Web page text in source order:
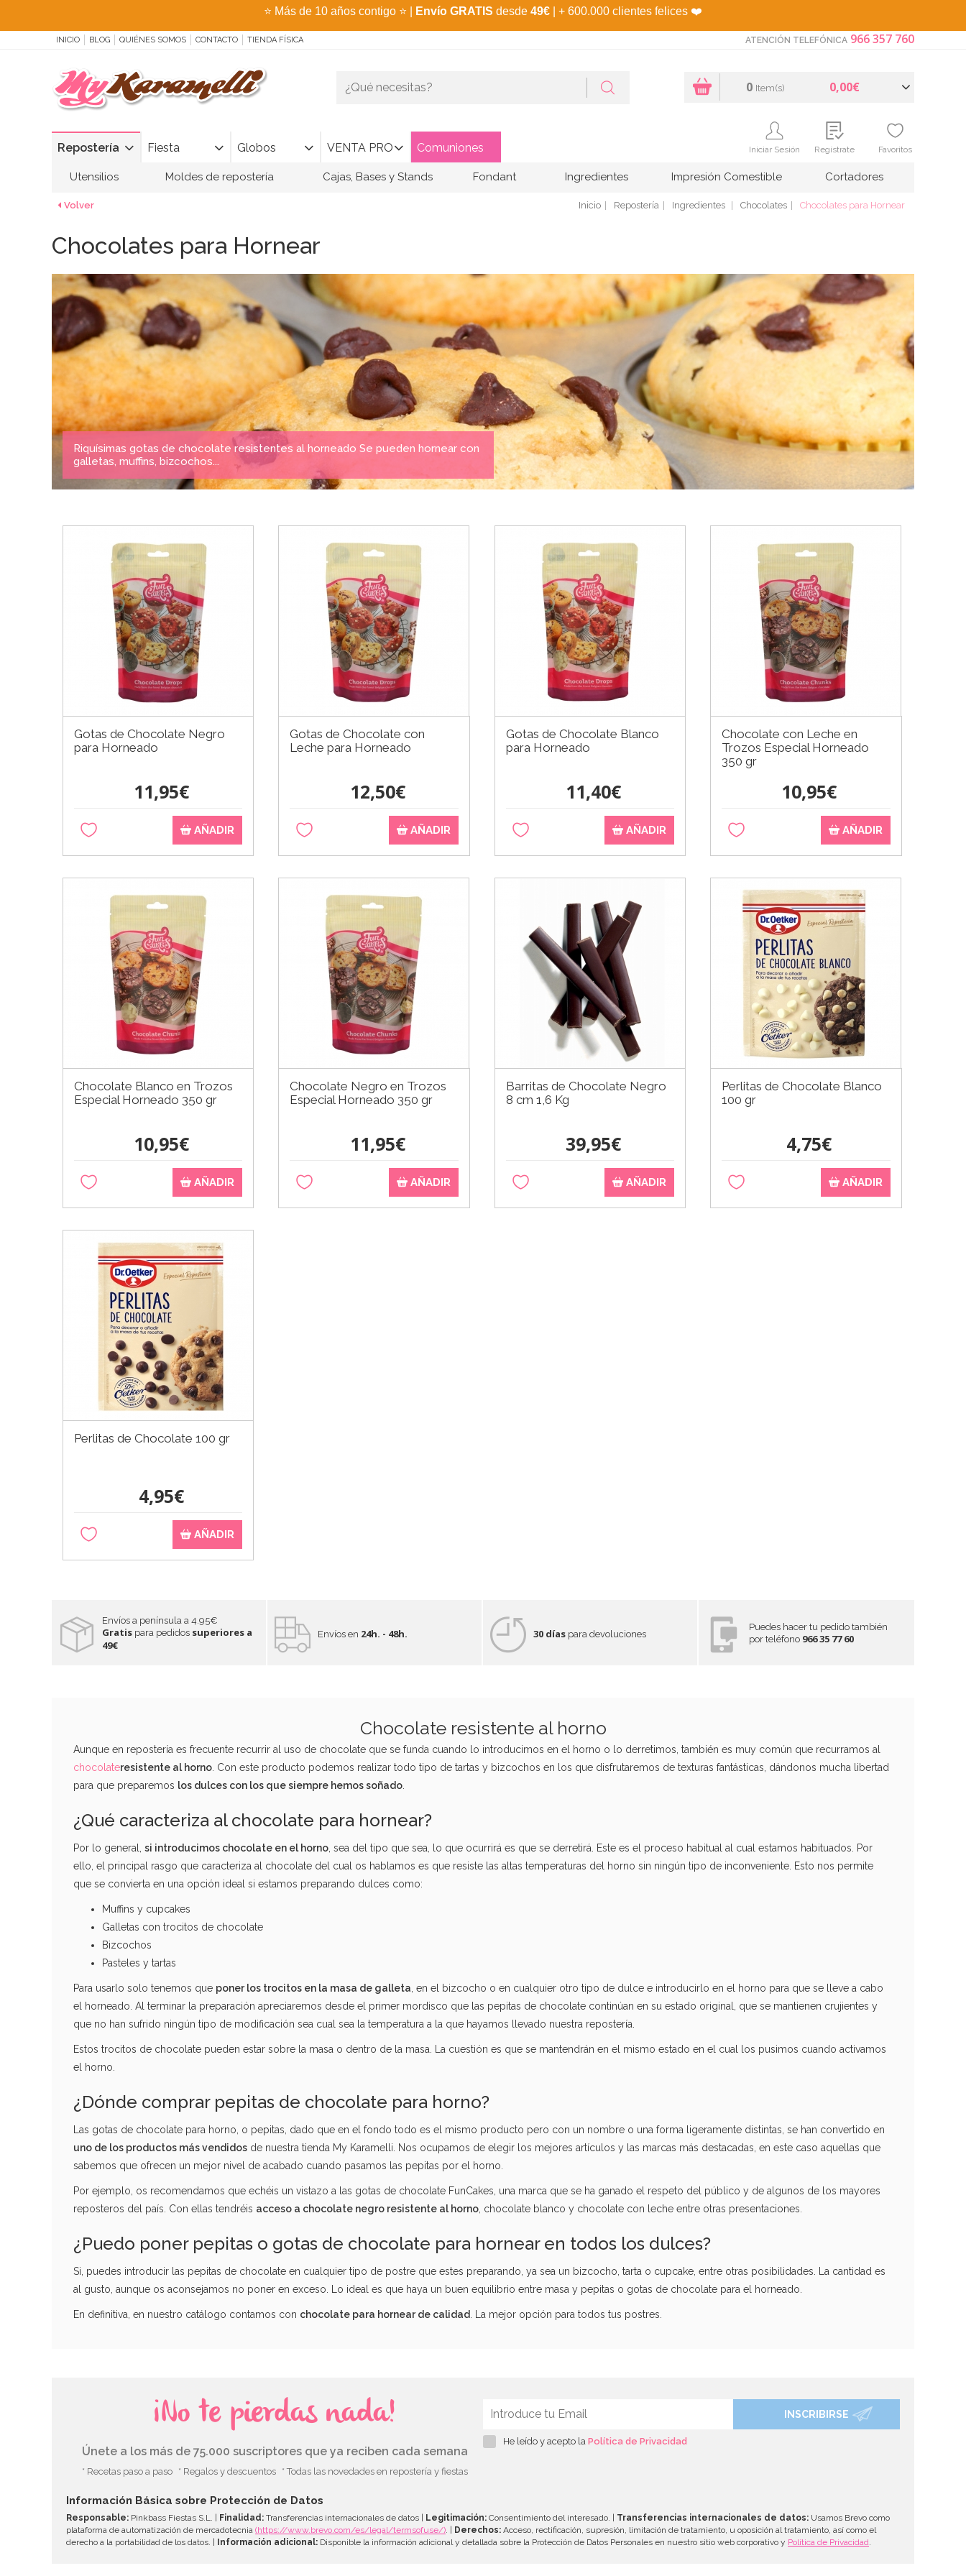
⭐ Más de 10 años contigo ⭐ Envío GRATIS desde 49€ | + 600.000 clientes felices ❤️
INICIO BLOG QUIÉNES SOMOS CONTACTO TIENDA FÍSICA ATENCIÓN TELEFÓNICA 966 357 760
Repostería Fiesta Globos VENTA PRO Comuniones
0 Item(s) 0,00€
Iniciar Sesión Regístrate Favoritos
Utensilios Moldes de repostería Cajas, Bases y Stands Fondant Ingredientes Impresión Comestible Cortadores
Volver Inicio Repostería Ingredientes Chocolates Chocolates para Hornear
Chocolates para Hornear
Riquísimas gotas de chocolate resistentes al horneado Se pueden hornear con
galletas, muffins, bizcochos...
Gotas de Chocolate Negro
para Horneado
11,95€
AÑADIR
Gotas de Chocolate con
Leche para Horneado
12,50€
AÑADIR
Gotas de Chocolate Blanco
para Horneado
11,40€
AÑADIR
Chocolate con Leche en
Trozos Especial Horneado
350 gr
10,95€
AÑADIR
Chocolate Blanco en Trozos
Especial Horneado 350 gr
10,95€
AÑADIR
Chocolate Negro en Trozos
Especial Horneado 350 gr
11,95€
AÑADIR
Barritas de Chocolate Negro
8 cm 1,6 Kg
39,95€
AÑADIR
Perlitas de Chocolate Blanco
100 gr
4,75€
AÑADIR
Perlitas de Chocolate 100 gr
4,95€
AÑADIR
Envíos a península a 4.95€
Gratis para pedidos superiores a
49€
Envíos en 24h. - 48h. 30 días para devoluciones
Puedes hacer tu pedido también
por teléfono 966 35 77 60
Chocolate resistente al horno
Aunque en repostería es frecuente recurrir al uso de chocolate que se funda cuando lo introducimos en el horno o lo derretimos, también es muy común que recurramos al
chocolateresistente al horno . Con este producto podemos realizar todo tipo de tartas y bizcochos en los que disfrutaremos de texturas fantásticas, dándonos mucha libertad
para que preparemos los dulces con los que siempre hemos soñado
¿Qué caracteriza al chocolate para hornear?
Por lo general, si introducimos chocolate en el horno , sea del tipo que sea, lo que ocurrirá es que se derretirá. Este es el proceso habitual al cual estamos habituados. Por
ello, el principal rasgo que caracteriza al chocolate del cual os hablamos es que resiste las altas temperaturas del horno sin ningún tipo de inconveniente. Esto nos permite
que se convierta en una opción ideal si estamos preparando dulces como:
Muffins y cupcakes
Galletas con trocitos de chocolate
Bizcochos
Pasteles y tartas
Para usarlo solo tenemos que poner los trocitos en la masa de galleta , en el bizcocho o en cualquier otro tipo de dulce e introducirlo en el horno para que se lleve a cabo
el horneado. Al terminar la preparación apreciaremos desde el primer mordisco que las pepitas de chocolate continúan en su estado original, que se mantienen crujientes y
que no han sufrido ningún tipo de modificación sea cual sea la temperatura a la que hayamos llevado nuestra repostería.
Estos trocitos de chocolate pueden estar sobre la masa o dentro de la masa. La cuestión es que se mantendrán en el mismo estado en el cual los pusimos cuando activamos
el horno.
¿Dónde comprar pepitas de chocolate para horno?
Las gotas de chocolate para horno, o pepitas, dado que en el fondo todo es el mismo producto pero con un nombre o una forma ligeramente distintas, se han convertido en
uno de los productos más vendidos de nuestra tienda My Karamelli. Nos ocupamos de elegir los mejores artículos y las marcas más destacadas, en este caso aquellas que
sabemos que ofrecen un mejor nivel de acabado cuando pasamos las pepitas por el horno.
Por ejemplo, os recomendamos que echéis un vistazo a las gotas de chocolate FunCakes, una marca que se ha ganado el respeto del público y de algunos de los mayores
reposteros del país. Con ellas tendréis acceso a chocolate negro resistente al horno , chocolate blanco y chocolate con leche entre otras presentaciones.
¿Puedo poner pepitas o gotas de chocolate para hornear en todos los dulces?
Si, puedes introducir las pepitas de chocolate en cualquier tipo de postre que estes preparando, ya sea un bizcocho, tarta o cupcake, entre otras posibilidades. La cantidad es
al gusto, aunque os aconsejamos no poner en exceso. Lo ideal es que haya un buen equilibrio entre masa y pepitas o gotas de chocolate para el horneado.
En definitiva, en nuestro catálogo contamos con chocolate para hornear de calidad . La mejor opción para todos tus postres.
¡No te pierdas nada!
Únete a los más de 75.000 suscriptores que ya reciben cada semana
* Recetas paso a paso * Regalos y descuentos * Todas las novedades en repostería y fiestas
INSCRIBIRSE
He leído y acepto la Política de Privacidad
Información Básica sobre Protección de Datos
Responsable: Pinkbass Fiestas S.L. | Finalidad: Transferencias internacionales de datos | Legitimación: Consentimiento del interesado. | Transferencias internacionales de datos: Usamos Brevo como
plataforma de automatización de mercadotecnia (https://www.brevo.com/es/legal/termsofuse/) . | Derechos: Acceso, rectificación, supresión, limitación de tratamiento, u oposición al tratamiento, así como el
derecho a la portabilidad de los datos. | Información adicional: Disponible la información adicional y detallada sobre la Protección de Datos Personales en nuestro sitio web corporativo y Política de Privacidad